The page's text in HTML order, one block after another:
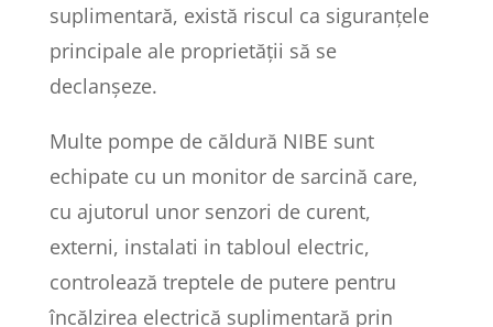
suplimentară, există riscul ca siguranțele
principale ale proprietății să se
declanșeze.
Multe pompe de căldură NIBE sunt
echipate cu un monitor de sarcină care,
cu ajutorul unor senzori de curent,
externi, instalati in tabloul electric,
controlează treptele de putere pentru
încălzirea electrică suplimentară prin